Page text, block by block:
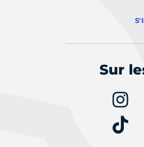
Sur